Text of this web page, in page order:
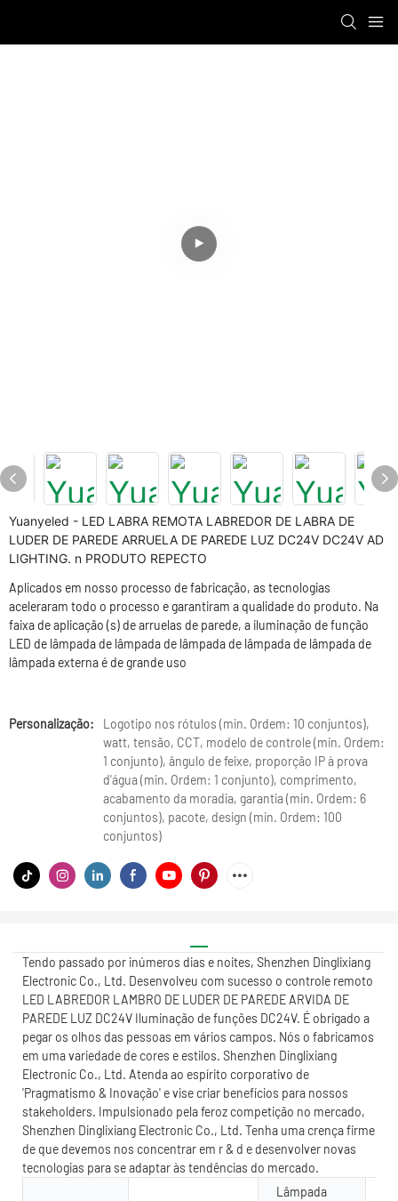
Yuanyeled - LED LABRA REMOTA LABREDOR DE LABRA DE
LUDER DE PAREDE ARRUELA DE PAREDE LUZ DC24V DC24V AD
LIGHTING. n PRODUTO REPECTO
Aplicados em nosso processo de fabricação, as tecnologias
aceleraram todo o processo e garantiram a qualidade do produto. Na
faixa de aplicação (s) de arruelas de parede, a iluminação de função
LED de lâmpada de lâmpada de lâmpada de lâmpada de lâmpada de
lâmpada externa é de grande uso
Personalização:
Logotipo nos rótulos (min. Ordem: 10 conjuntos),
watt, tensão, CCT, modelo de controle (min. Ordem:
1 conjunto), ângulo de feixe, proporção IP à prova
d'água (min. Ordem: 1 conjunto), comprimento,
acabamento da moradia, garantia (min. Ordem: 6
conjuntos), pacote, design (min. Ordem: 100
conjuntos)
Tendo passado por inúmeros dias e noites, Shenzhen Dinglixiang
Electronic Co., Ltd. Desenvolveu com sucesso o controle remoto
LED LABREDOR LAMBRO DE LUDER DE PAREDE ARVIDA DE
PAREDE LUZ DC24V Iluminação de funções DC24V. É obrigado a
pegar os olhos das pessoas em vários campos. Nós o fabricamos
em uma variedade de cores e estilos. Shenzhen Dinglixiang
Electronic Co., Ltd. Atenda ao espírito corporativo de
'Pragmatismo & Inovação' e vise criar benefícios para nossos
stakeholders. Impulsionado pela feroz competição no mercado,
Shenzhen Dinglixiang Electronic Co., Ltd. Tenha uma crença firme
de que devemos nos concentrar em r & d e desenvolver novas
tecnologias para se adaptar às tendências do mercado.
Lâmpada